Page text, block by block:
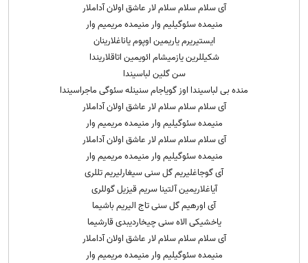
آی سلام سلام سلام لار عاشق اولان آداملار
منیمده سئوگیلیم وار منیمده مریمیم وار
ایستیریرم یاریمین اوپوم یاناغلارینان
شکیللرین یازمیشام ائویمین اتاقلاریندا
سن گلین لباسیندا
منده بی لباسیندا اوز گویاجام سنینله سئوگی ماجراسیندا
آی سلام سلام سلام لار عاشق اولان آداملار
منیمده سئوگیلیم وار منیمده مریمیم وار
آی سلام سلام سلام لار عاشق اولان آداملار
منیمده سئوگیلیم وار منیمده مریمیم وار
آی گوجاغلیریم گل سنی سیغارلیریم تللری
آیاغلاریمین آلتینا سریم قیزیل گوللری
آی اورهیم گل سنی تاج الیریم باشیما
یاخشیکی الاه سنی چیخاردیبدی قارشیما
آی سلام سلام سلام لار عاشق اولان آداملار
منیمده سئوگیلیم وار منیمده مریمیم وار